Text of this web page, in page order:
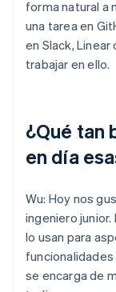
forma natural a
una tarea en
en Slack, Linear
trabajar en ello.
¿Qué tan
en día
Wu: Hoy nos
ingeniero
lo usan para
se encarga de